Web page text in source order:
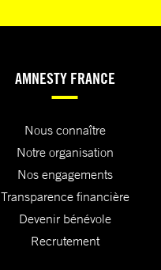
AMNESTY FRANCE
Nous connaître
Notre organisation
Nos engagements
Transparence financière
Devenir bénévole
Recrutement